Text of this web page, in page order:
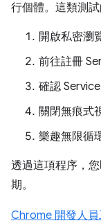
行個體。這類測試
開啟私密瀏
前往註冊
確認
關閉無痕式
樂趣無限循
透過這項程序，
期。
Chrome 開發人